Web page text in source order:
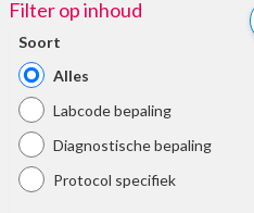
Filter op inhoud
Soort
Alles
Labcode bepaling
Diagnostische bepaling
Protocol specifiek